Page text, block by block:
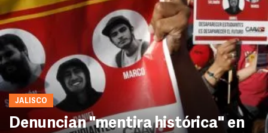
JALISCO
Denuncian "mentira histórica" en